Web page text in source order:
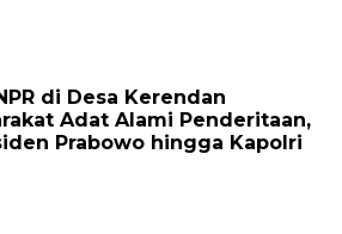
di Desa Kerendan
Adat Alami Penderitaan,
Prabowo hingga Kapolri